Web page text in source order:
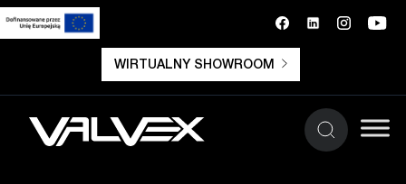
WIRTUALNY SHOWROOM